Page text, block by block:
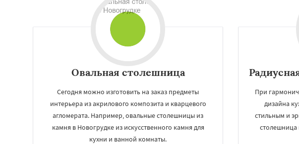
Работаем по
Овальная столешница
Сегодня можно изготовить на заказ предметы
интерьера из акрилового композита и кварцевого
агломерата. Например, овальные столешницы из
камня в Новогрудке из искусственного камня для
кухни и ванной комнаты.
При
дизайна
стильным и
столешница